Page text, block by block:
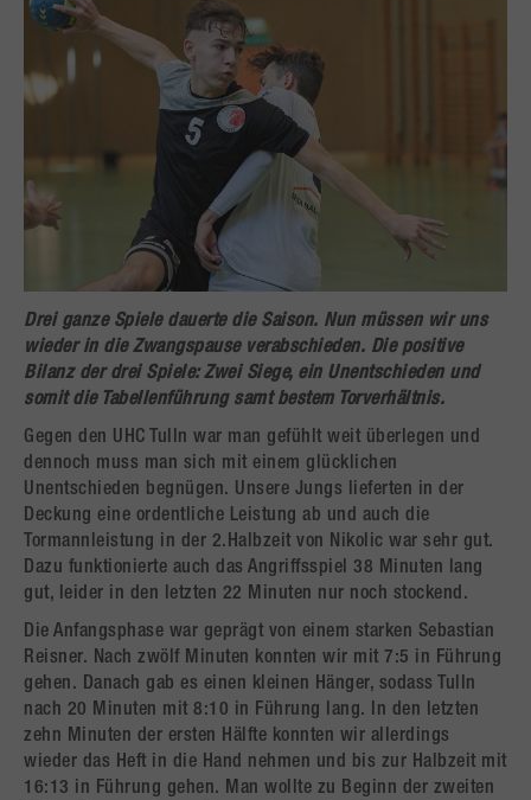
Drei ganze Spiele dauerte die Saison. Nun müssen wir uns
wieder in die Zwangspause verabschieden. Die positive
Bilanz der drei Spiele: Zwei Siege, ein Unentschieden und
somit die Tabellenführung samt bestem Torverhältnis.
Gegen den UHC Tulln war man gefühlt weit überlegen und
dennoch muss man sich mit einem glücklichen
Unentschieden begnügen. Unsere Jungs lieferten in der
Deckung eine ordentliche Leistung ab und auch die
Tormannleistung in der 2.Halbzeit von Nikolic war sehr gut.
Dazu funktionierte auch das Angriffsspiel 38 Minuten lang
gut, leider in den letzten 22 Minuten nur noch stockend.
Die Anfangsphase war geprägt von einem starken Sebastian
Reisner. Nach zwölf Minuten konnten wir mit 7:5 in Führung
gehen. Danach gab es einen kleinen Hänger, sodass Tulln
nach 20 Minuten mit 8:10 in Führung lang. In den letzten
zehn Minuten der ersten Hälfte konnten wir allerdings
wieder das Heft in die Hand nehmen und bis zur Halbzeit mit
16:13 in Führung gehen. Man wollte zu Beginn der zweiten